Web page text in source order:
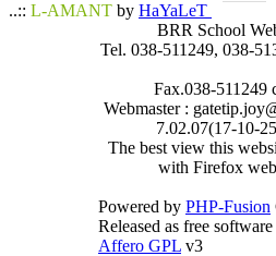
..:: L-AMANT by HaYaLeT
BRR School
Tel. 038-511249, 038-
Fax.038-511249
Webmaster :
7.02.07(17-10-
The best view this
with Firefox
Powered by PHP-Fusion
Released as free
Affero GPL v3